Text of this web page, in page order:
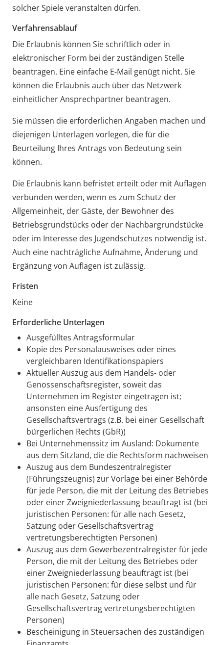
solcher Spiele veranstalten dürfen.
Verfahrensablauf
Die Erlaubnis können Sie schriftlich oder in
elektronischer Form bei der zuständigen Stelle
beantragen. Eine einfache E-Mail genügt nicht. Sie
können die Erlaubnis auch über das Netzwerk
einheitlicher Ansprechpartner beantragen.
Sie müssen die erforderlichen Angaben machen und
diejenigen Unterlagen vorlegen, die für die
Beurteilung Ihres Antrags von Bedeutung sein
können.
Die Erlaubnis kann befristet erteilt oder mit Auflagen
verbunden werden, wenn es zum Schutz der
Allgemeinheit, der Gäste, der Bewohner des
Betriebsgrundstücks oder der Nachbargrundstücke
oder im Interesse des Jugendschutzes notwendig ist.
Auch eine nachträgliche Aufnahme, Änderung und
Ergänzung von Auflagen ist zulässig.
Fristen
Keine
Erforderliche Unterlagen
Ausgefülltes Antragsformular
Kopie des Personalausweises oder eines
vergleichbaren Identifikationspapiers
Aktueller Auszug aus dem Handels- oder
Genossenschaftsregister, soweit das
Unternehmen im Register eingetragen ist;
ansonsten eine Ausfertigung des
Gesellschaftsvertrags (z.B. bei einer Gesellschaft
bürgerlichen Rechts (GbR))
Bei Unternehmenssitz im Ausland: Dokumente
aus dem Sitzland, die die Rechtsform nachweisen
Auszug aus dem Bundeszentralregister
(Führungszeugnis) zur Vorlage bei einer Behörde
für jede Person, die mit der Leitung des Betriebes
oder einer Zweigniederlassung beauftragt ist (bei
juristischen Personen: für alle nach Gesetz,
Satzung oder Gesellschaftsvertrag
vertretungsberechtigten Personen)
Auszug aus dem Gewerbezentralregister für jede
Person, die mit der Leitung des Betriebes oder
einer Zweigniederlassung beauftragt ist (bei
juristischen Personen: für diese selbst und für
alle nach Gesetz, Satzung oder
Gesellschaftsvertrag vertretungsberechtigten
Personen)
Bescheinigung in Steuersachen des zuständigen